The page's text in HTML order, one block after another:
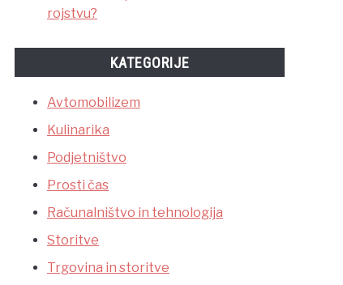
rojstvu?
KATEGORIJE
Avtomobilizem
Kulinarika
Podjetništvo
Prosti čas
Računalništvo in tehnologija
Storitve
Trgovina in storitve